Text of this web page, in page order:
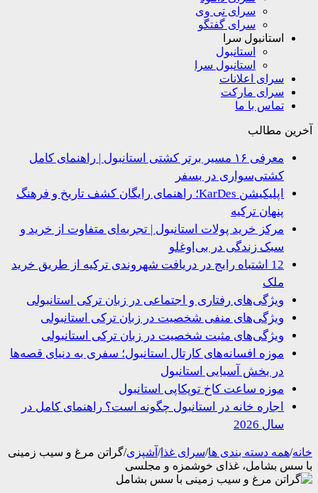
سرای تی وی
سرای گفتگو
استانبول سرا
استانبول
استانبول سرا
سرای اعلانات
سرای مارکت
تماس با ما
مطالب
معرفی ۱۶ مسیر برتر کشتی استانبول | راهنمای کامل
کشتی‌سواری در بسفر
اپلیکیشن KarDes؛ راهنمای رایگان کشف تاریخ و فرهنگ
پنهان ترکیه
مرکز خرید پولات استانبول | تجربه‌ای متفاوت از خرید و
سبک زندگی در بی‌اوغلو
12 اشتباه رایج در دریافت شهروندی ترکیه از طریق خرید
ویژگی‌های رفتاری و اجتماعی در زبان ترکی استانبولی
ویژگی‌های منفی شخصیت در زبان ترکی استانبولی
ویژگی‌های مثبت شخصیت در زبان ترکی استانبولی
موزه افسانه‌های کارتال استانبول؛ سفری به دنیای قصه‌ها
در بخش آسیایی استانبول
موزه ساعت کاخ توپکاپی استانبول
اجاره خانه در استانبول چگونه است؟ راهنمای کامل در
سال 2026
همه دسته بندی ها/سرای غذا/آشپزی/گراتن مرغ و سیب زمینی
بشامل، غذای خوشمزه و مجلسی